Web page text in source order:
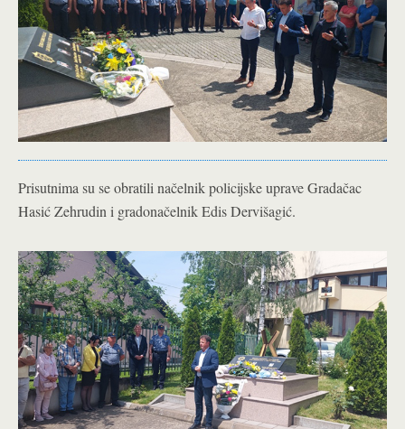
Prisutnima su se obratili načelnik policijske uprave Gradačac
Hasić Zehrudin i gradonačelnik Edis Dervišagić.